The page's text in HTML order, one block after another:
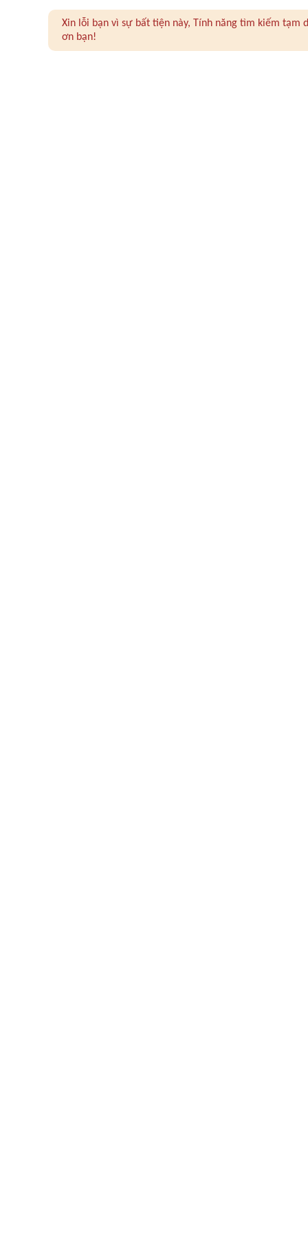
Xin lỗi bạn vì sự bất tiện này, Tính năng tìm kiếm
ơn bạn!